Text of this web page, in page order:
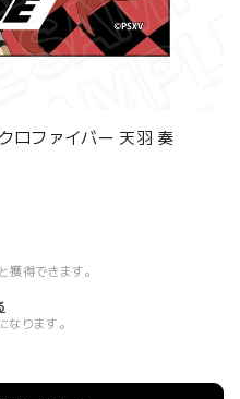
ロファイバー 天羽 奏
獲得できます。
ります。